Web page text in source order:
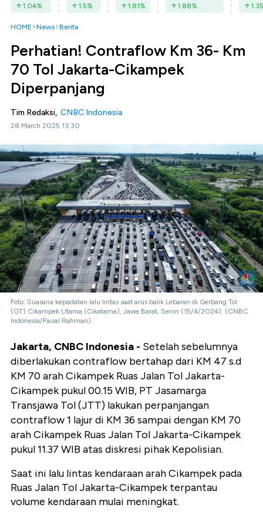
1.04% 1.5% 1.81% 1.88% 1.35
HOME News Berita
Perhatian! Contraflow Km 36- Km
70 Tol Jakarta-Cikampek
Diperpanjang
Tim Redaksi, CNBC Indonesia
28 March 2025 13:30
Foto: Suasana kepadatan lalu lintas saat arus balik Lebaran di Gerbang Tol
(GT) Cikampek Utama (Cikatama), Jawa Barat, Senin (15/4/2024). (CNBC
Indonesia/Faisal Rahman)
Jakarta, CNBC Indonesia - Setelah sebelumnya
diberlakukan contraflow bertahap dari KM 47 s.d
KM 70 arah Cikampek Ruas Jalan Tol Jakarta-
Cikampek pukul 00.15 WIB, PT Jasamarga
Transjawa Tol (JTT) lakukan perpanjangan
contraflow 1 lajur di KM 36 sampai dengan KM 70
arah Cikampek Ruas Jalan Tol Jakarta-Cikampek
pukul 11.37 WIB atas diskresi pihak Kepolisian.
Saat ini lalu lintas kendaraan arah Cikampek pada
Ruas Jalan Tol Jakarta-Cikampek terpantau
volume kendaraan mulai meningkat.